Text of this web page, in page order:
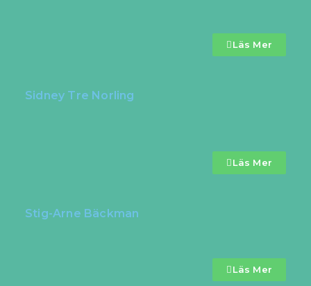
Läs Mer
Sidney Tre Norling
Läs Mer
Stig-Arne Bäckman
Läs Mer